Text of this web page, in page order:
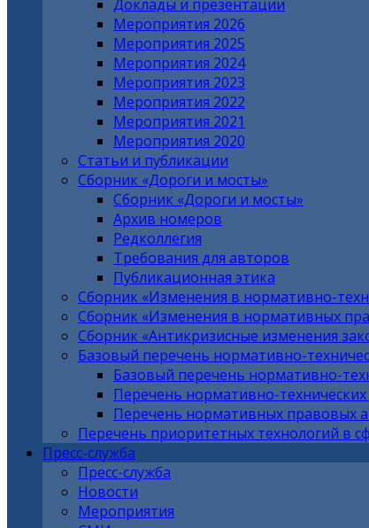
Доклады и презентации
Мероприятия 2026
Мероприятия 2025
Мероприятия 2024
Мероприятия 2023
Мероприятия 2022
Мероприятия 2021
Мероприятия 2020
Статьи и публикации
Сборник «Дороги и мосты»
Сборник «Дороги и мосты»
Архив номеров
Редколлегия
Требования для авторов
Публикационная этика
Сборник «Изменения в нормативно-
Сборник «Изменения в нормативных
Сборник «Антикризисные изменения
Базовый перечень нормативно-
Базовый перечень нормативно-
Перечень нормативно-
Перечень нормативных правовых
Перечень приоритетных технологий в
Пресс-служба
Пресс-служба
Новости
Мероприятия